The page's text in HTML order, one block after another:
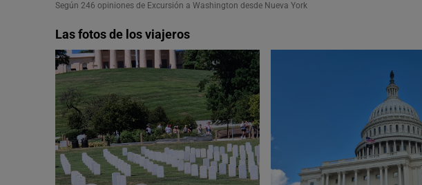
Según 246 opiniones de Excursión a Washington desde Nueva York
Las fotos de los viajeros